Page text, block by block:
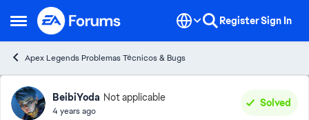
Open Side Menu
Skip to content RegisterSign In
Apex Legends Problemas Técnicos & Bugs
Forum Discussion
BeibiYoda Not applicable
4 years ago
Solved